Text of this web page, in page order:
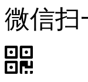
微信扫